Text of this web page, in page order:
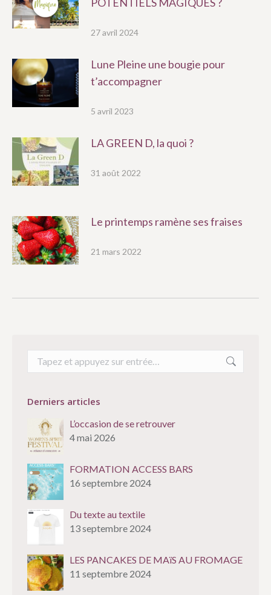
27 avril 2024
Lune Pleine une bougie pour
t’accompagner
5 avril 2023
LA GREEN D, la quoi ?
31 août 2022
Le printemps ramène ses fraises
21 mars 2022
Recherche
Derniers articles
L’occasion de se retrouver
4 mai 2026
FORMATION ACCESS BARS
16 septembre 2024
Du texte au textile
13 septembre 2024
LES PANCAKES DE MAïS AU FROMAGE
11 septembre 2024